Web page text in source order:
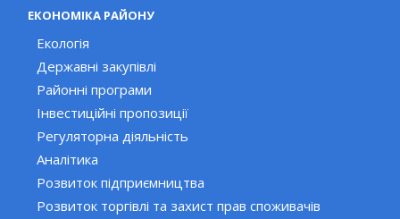
ЕКОНОМІКА РАЙОНУ
Екологія
Державні закупівлі
Районні програми
Інвестиційні пропозиції
Регуляторна діяльність
Аналітика
Розвиток підприємництва
Розвиток торгівлі та захист прав споживачів